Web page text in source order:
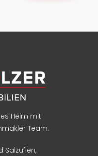
Heim mit
Team.
Salzuflen,